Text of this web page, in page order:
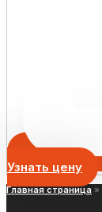
Узнать цену
Главная страница »